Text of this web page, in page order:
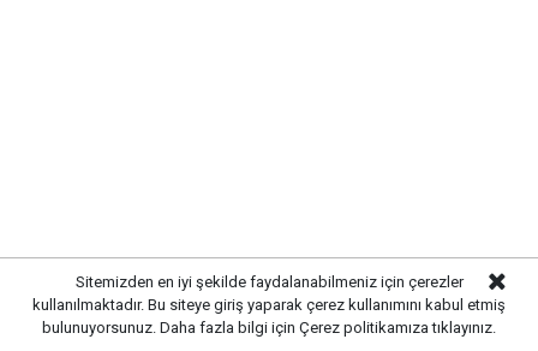
Sitemizden en iyi şekilde faydalanabilmeniz için çerezler
kullanılmaktadır. Bu siteye giriş yaparak çerez kullanımını kabul etmiş
bulunuyorsunuz. Daha fazla bilgi için Çerez politikamıza tıklayınız.